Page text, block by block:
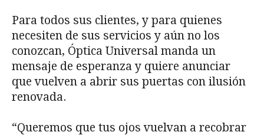
Para todos sus clientes, y para quienes
necesiten de sus servicios y aún no los
conozcan, Óptica Universal manda un
mensaje de esperanza y quiere anunciar
que vuelven a abrir sus puertas con ilusión
renovada.
“Queremos que tus ojos vuelvan a recobrar